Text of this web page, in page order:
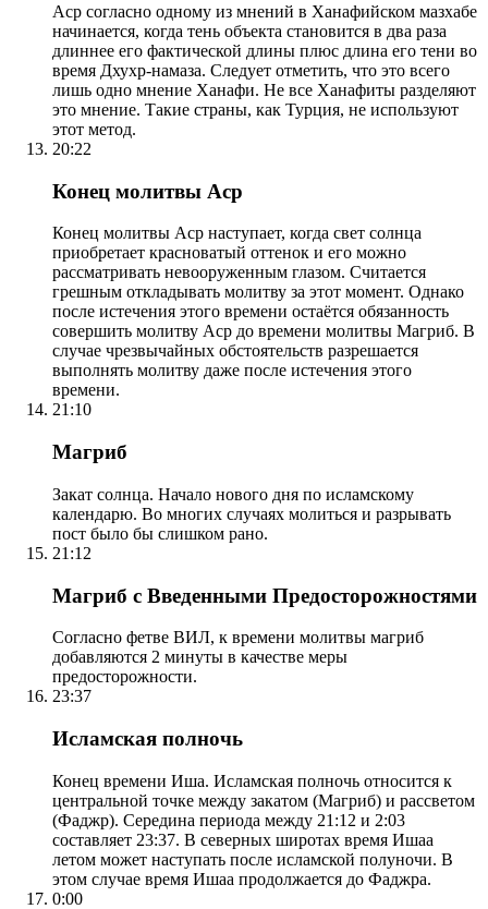
Аср согласно одному из мнений в Ханафийском мазхабе
начинается, когда тень объекта становится в два раза
длиннее его фактической длины плюс длина его тени во
время Дхухр-намаза. Следует отметить, что это всего
лишь одно мнение Ханафи. Не все Ханафиты разделяют
это мнение. Такие страны, как Турция, не используют
этот метод.
20:22
Конец молитвы Аср
Конец молитвы Аср наступает, когда свет солнца
приобретает красноватый оттенок и его можно
рассматривать невооруженным глазом. Считается
грешным откладывать молитву за этот момент. Однако
после истечения этого времени остаётся обязанность
совершить молитву Аср до времени молитвы Магриб. В
случае чрезвычайных обстоятельств разрешается
выполнять молитву даже после истечения этого
времени.
21:10
Магриб
Закат солнца. Начало нового дня по исламскому
календарю. Во многих случаях молиться и разрывать
пост было бы слишком рано.
21:12
Магриб с Введенными Предосторожностями
Согласно фетве ВИЛ, к времени молитвы магриб
добавляются 2 минуты в качестве меры
предосторожности.
23:37
Исламская полночь
Конец времени Иша. Исламская полночь относится к
центральной точке между закатом (Магриб) и рассветом
(Фаджр). Середина периода между 21:12 и 2:03
составляет 23:37. В северных широтах время Ишаа
летом может наступать после исламской полуночи. В
этом случае время Ишаа продолжается до Фаджра.
0:00